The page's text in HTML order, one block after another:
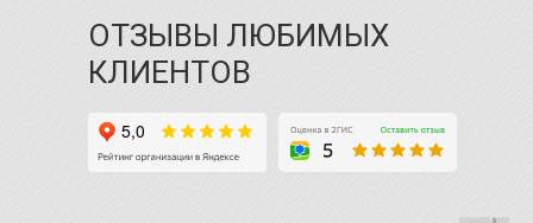
ОТЗЫВЫ ЛЮБИМЫХ
КЛИЕНТОВ